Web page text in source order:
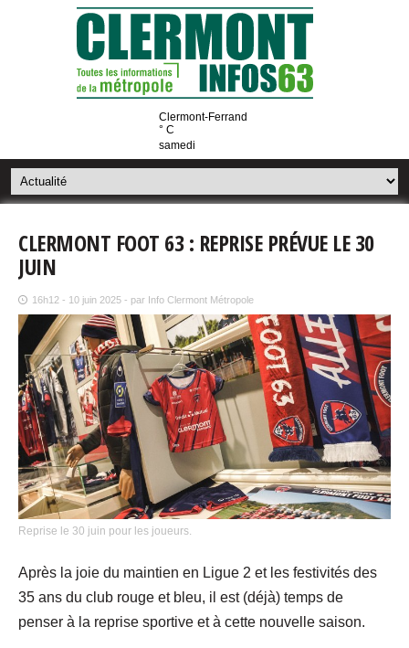
Clermont-Ferrand
° C
samedi
CLERMONT FOOT 63 : REPRISE PRÉVUE LE 30
JUIN
16h12 - 10 juin 2025 - par Info Clermont Métropole
Reprise le 30 juin pour les joueurs.
Après la joie du maintien en Ligue 2 et les festivités des
35 ans du club rouge et bleu, il est (déjà) temps de
penser à la reprise sportive et à cette nouvelle saison.